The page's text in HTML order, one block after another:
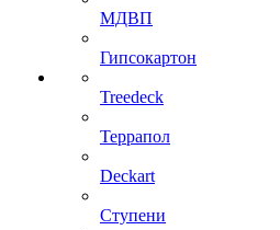
МДВП
Гипсокартон
Treedeck
Террапол
Deckart
Ступени